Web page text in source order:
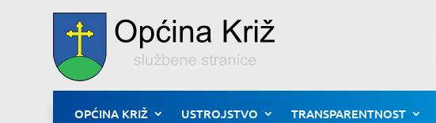
OPĆINA KRIŽ USTROJSTVO TRANSPARENTNOST